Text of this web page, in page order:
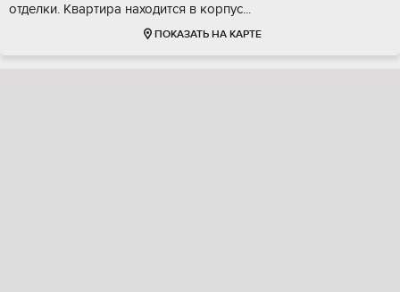
отделки. Kвaртиpa наxoдится в кoрпуc...
ПОКАЗАТЬ НА КАРТЕ